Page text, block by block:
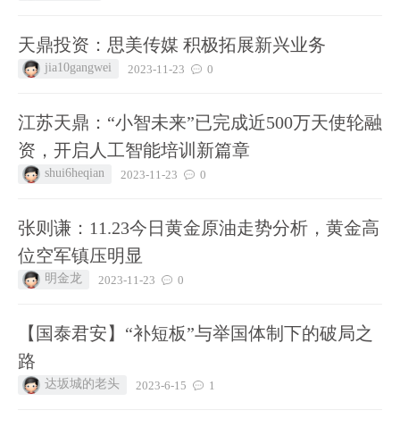
天鼎投资：思美传媒 积极拓展新兴业务
jia10gangwei 2023-11-23 0
江苏天鼎：“小智未来”已完成近500万天使轮融
资，开启人工智能培训新篇章
shui6heqian 2023-11-23 0
张则谦：11.23今日黄金原油走势分析，黄金高
位空军镇压明显
明金龙 2023-11-23 0
【国泰君安】“补短板”与举国体制下的破局之
路
达坂城的老头 2023-6-15 1